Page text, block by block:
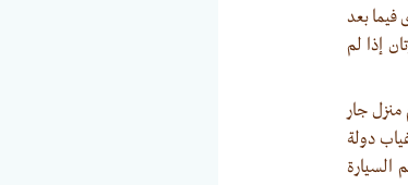
فيما بعد
إذا لم
منزل جار
دولة
السيارة